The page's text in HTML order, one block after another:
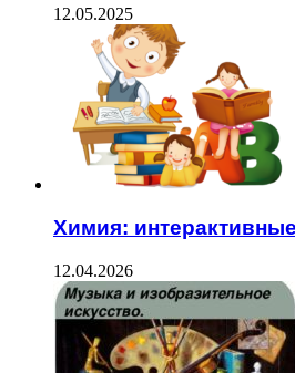
12.05.2025
Химия:
12.04.2026